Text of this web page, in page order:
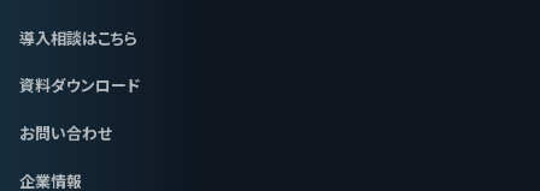
導入相談はこちら
資料ダウンロード
お問い合わせ
企業情報